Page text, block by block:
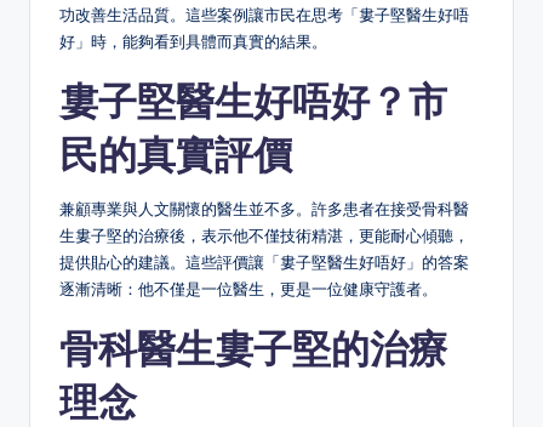
功改善生活品質。這些案例讓市民在思考「婁子堅醫生好唔
好」時，能夠看到具體而真實的結果。
婁子堅醫生好唔好？市
民的真實評價
兼顧專業與人文關懷的醫生並不多。許多患者在接受骨科醫
生婁子堅的治療後，表示他不僅技術精湛，更能耐心傾聽，
提供貼心的建議。這些評價讓「婁子堅醫生好唔好」的答案
逐漸清晰：他不僅是一位醫生，更是一位健康守護者。
骨科醫生婁子堅的治療
理念